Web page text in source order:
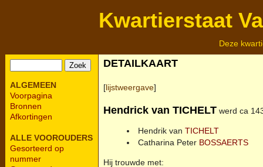
Kwartierstaat
Deze
ALGEMEEN
Voorpagina
Bronnen
Afkortingen
ALLE VOOROUDERS
Gesorteerd op
nummer
DETAILKAART
[lijstweergave]
Hendrick van TICHELT werd ca
Hendrik van TICHELT
Catharina Peter BOSSAERTS
Hij trouwde met: